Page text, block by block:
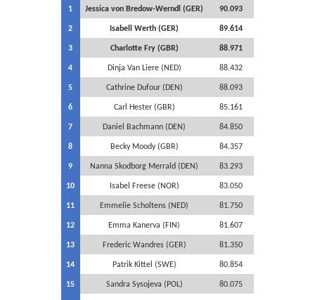
1 Jessica von Bredow-Werndl (GER) 90.093
2 Isabell Werth (GER) 89.614
3 Charlotte Fry (GBR) 88.971
4 Dinja Van Liere (NED) 88.432
5 Cathrine Dufour (DEN) 88.093
6 Carl Hester (GBR) 85.161
7 Daniel Bachmann (DEN) 84.850
8 Becky Moody (GBR) 84.357
9 Nanna Skodborg Merrald (DEN) 83.293
10 Isabel Freese (NOR) 83.050
11 Emmelie Scholtens (NED) 81.750
12 Emma Kanerva (FIN) 81.607
13 Frederic Wandres (GER) 81.350
14 Patrik Kittel (SWE) 80.854
15 Sandra Sysojeva (POL) 80.075